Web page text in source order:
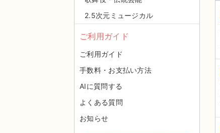
2.5次元ミュージカル
ご利用ガイド
ご利用ガイド
手数料・お支払い方法
AIに質問する
よくある質問
お知らせ